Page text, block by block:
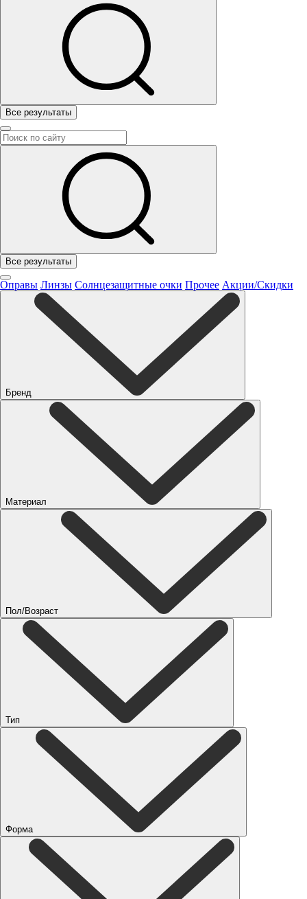
Все результаты
Все результаты
Оправы Линзы Солнцезащитные очки Прочее Акции/Скидки
Бренд
Материал
Пол/Возраст
Тип
Форма